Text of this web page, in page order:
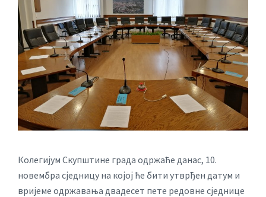
Колегијум Скупштине града одржаће данас, 10.
новембра сједницу на којој ће бити утврђен датум и
вријеме одржавања двадесет пете редовне сједнице